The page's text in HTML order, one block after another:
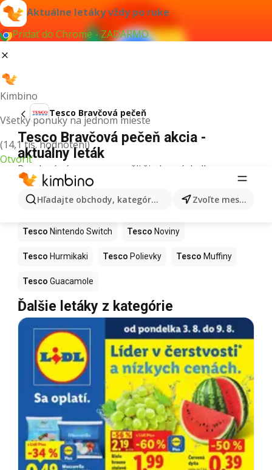
Aktuálne letáky vždy po ruke
Pridať do Chrome - ZADARMO
Kimbino
Všetky ponuky na jednom mieste
(14,1 tis. hodnotení)
Otvoriť
Hľadajte obchody, kategórie, produkty... Zvoľte mesto
Tesco Bravčová pečeň
Tesco Bravčová pečeň akcia -
aktuálny leták
Pre daný výraz sme nenašli žiadne výsledky.
Ďalšie produkty v obchodoch Tesco
Tesco Kapor Tesco Ashwagandha
Tesco Nintendo Switch Tesco Noviny
Tesco Hurmikaki Tesco Polievky Tesco Muffiny
Tesco Guacamole
Ďalšie letáky z kategórie